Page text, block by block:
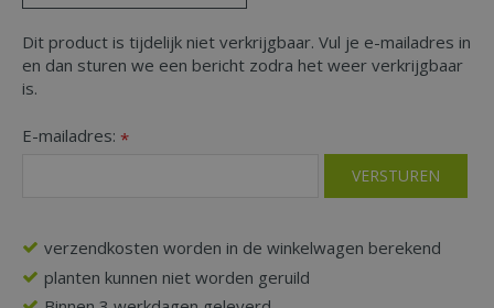
Dit product is tijdelijk niet verkrijgbaar. Vul je e-mailadres in
en dan sturen we een bericht zodra het weer verkrijgbaar
is.
E-mailadres: *
verzendkosten worden in de winkelwagen berekend
planten kunnen niet worden geruild